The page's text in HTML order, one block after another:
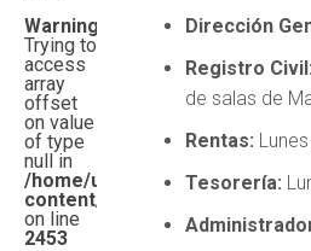
Warning
Trying to
access
array
offset
on value
of type
null in
/home/u542261482/domains/
content/themes/topnews/
on line
2453
Dirección
Registro Civil:
de salas de
Rentas:
Tesorería: